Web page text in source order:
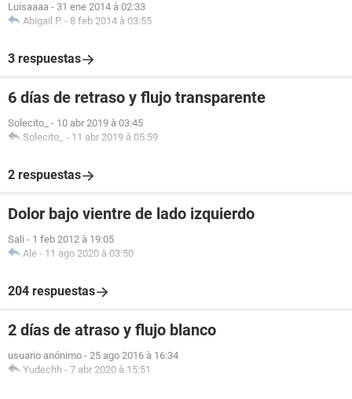
Luisaaaa - 31 ene 2014 à 02:33
Abigail P. - 8 feb 2014 à 03:55
3 respuestas
6 días de retraso y flujo transparente
Solecito_ - 10 abr 2019 à 03:45
Solecito_ - 11 abr 2019 à 05:59
2 respuestas
Dolor bajo vientre de lado izquierdo
Sali - 1 feb 2012 à 19:05
Ale - 11 ago 2020 à 03:50
204 respuestas
2 días de atraso y flujo blanco
usuario anónimo - 25 ago 2016 à 16:34
Yudechh - 7 abr 2020 à 15:51